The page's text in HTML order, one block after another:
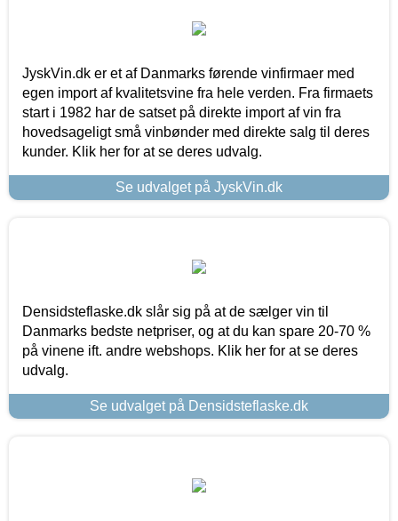
JyskVin.dk er et af Danmarks førende vinfirmaer med
egen import af kvalitetsvine fra hele verden. Fra firmaets
start i 1982 har de satset på direkte import af vin fra
hovedsageligt små vinbønder med direkte salg til deres
kunder. Klik her for at se deres udvalg.
Se udvalget på JyskVin.dk
Densidsteflaske.dk slår sig på at de sælger vin til
Danmarks bedste netpriser, og at du kan spare 20-70 %
på vinene ift. andre webshops. Klik her for at se deres
udvalg.
Se udvalget på Densidsteflaske.dk